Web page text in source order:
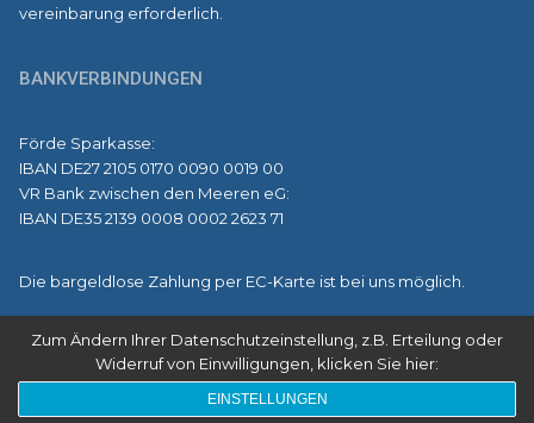
vereinbarung erforderlich.
BANKVERBINDUNGEN
Förde Sparkasse:
IBAN DE27 2105 0170 0090 0019 00
VR Bank zwischen den Meeren eG:
IBAN DE35 2139 0008 0002 2623 71
Die bargeldlose Zahlung per EC-Karte ist bei uns möglich.
Copyright © 2026 Amt Bokhorst-Wankendorf
Zum Ändern Ihrer Datenschutzeinstellung, z.B. Erteilung oder
Widerruf von Einwilligungen, klicken Sie hier:
EINSTELLUNGEN